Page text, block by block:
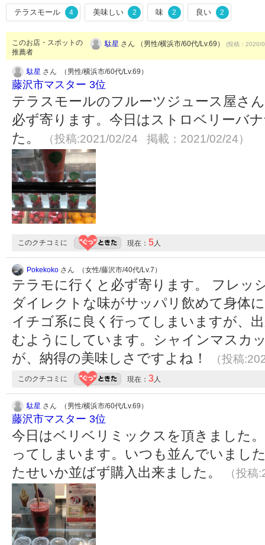
テラスモール 4 美味しい 2 味 2 良い 2
このお店・スポットの
推薦者
駄星 さん （男性/横浜市/60代/Lv.69） (投稿：2020/
駄星 さん （男性/横浜市/60代/Lv.69）
藤沢市マスター 3位
テラスモールのフルーツジュース屋さ
必ず寄ります。今日はストロベリーバ
た。
（投稿:2021/02/24 掲載：2021/02/24）
このクチコミに 現在： 5 人
Pokekoko さん （女性/藤沢市/40代/Lv.7）
テラモに行くと必ず寄ります。 フレッ
ダイレクトな味がサッパリ飲めて身体
イチゴ系に良く行ってしまいますが、
むようにしています。シャインマスカ
が、納得の美味しさですよね！
（投稿
このクチコミに 現在： 3 人
駄星 さん （男性/横浜市/60代/Lv.69）
藤沢市マスター 3位
今日はベリベリミックスを頂きました
ってしまいます。いつも並んでいまし
たせいか並ばず購入出来ました。
（投